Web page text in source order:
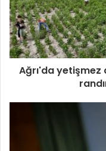
Ağrı'da yetişmez